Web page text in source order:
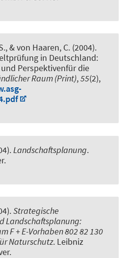
& von Haaren, C. (2004).
in Deutschland:
Perspektivenfür die
Raum (Print),55(2),
Landschaftsplanung.
Strategische
Landschaftsplanung:
F + E-Vorhaben 802 82 130
Naturschutz. Leibniz